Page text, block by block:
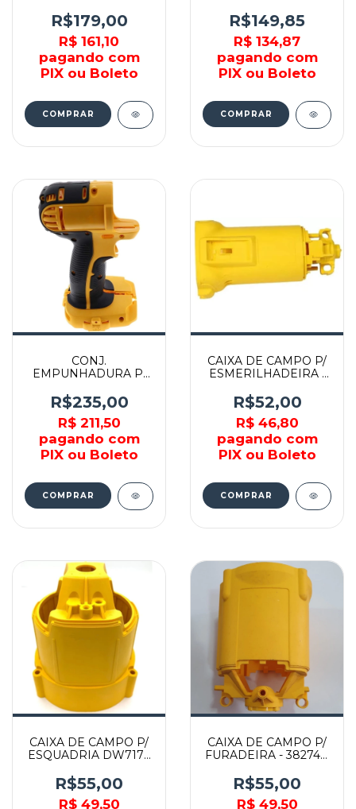
R$179,00
R$ 161,10
pagando com
PIX ou Boleto
R$149,85
R$ 134,87
pagando com
PIX ou Boleto
CONJ.
EMPUNHADURA P/
658395-04 - DEWALT
R$235,00
R$ 211,50
pagando com
PIX ou Boleto
CAIXA DE CAMPO P/
ESMERILHADEIRA -
R$52,00
R$ 46,80
pagando com
PIX ou Boleto
CAIXA DE CAMPO P/
ESQUADRIA DW717 -
R$55,00
R$ 49,50
CAIXA DE CAMPO P/
FURADEIRA - 382747-
R$55,00
R$ 49,50